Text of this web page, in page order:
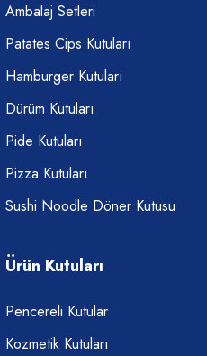
Ambalaj Setleri
Patates Cips Kutuları
Hamburger Kutuları
Dürüm Kutuları
Pide Kutuları
Pizza Kutuları
Sushi Noodle Döner Kutusu
Ürün Kutuları
Pencereli Kutular
Kozmetik Kutuları